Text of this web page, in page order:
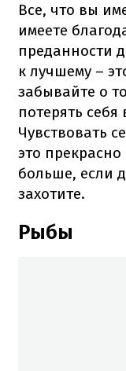
Все, что вы
имеете
преданности
к лучшему –
забывайте о
потерять
Чувствовать
это
больше, если
захотите.
Рыбы